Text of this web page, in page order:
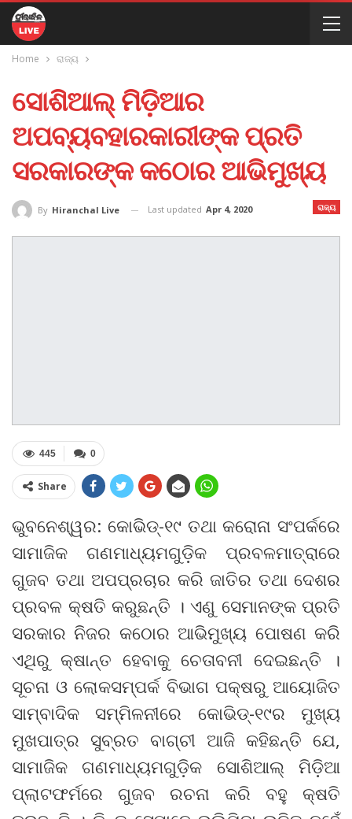
Home ରାଜ୍ୟ
ସୋଶିଆଲ୍ ମିଡ଼ିଆର
ଅପବ୍ୟବହାରକାରୀଙ୍କ ପ୍ରତି
ସରକାରଙ୍କ କଠୋର ଆଭିମୁଖ୍ୟ
ରାଜ୍ୟ
By Hiranchal Live Last updated Apr 4, 2020
0
445
Share
ଭୁବନେଶ୍ୱର: କୋଭିଡ୍‌-୧୯ ତଥା କରୋନା ସଂପର୍କରେ
ସାମାଜିକ ଗଣମାଧ୍ୟମଗୁଡ଼ିକ ପ୍ରବଳମାତ୍ରାରେ
ଗୁଜବ ତଥା ଅପପ୍ରଚାର କରି ଜାତିର ତଥା ଦେଶର
ପ୍ରବଳ କ୍ଷତି କରୁଛନ୍ତି । ଏଣୁ ସେମାନଙ୍କ ପ୍ରତି
ସରକାର ନିଜର କଠୋର ଆଭିମୁଖ୍ୟ ପୋଷଣ କରି
ଏଥିରୁ କ୍ଷାନ୍ତ ହେବାକୁ ଚେତାବନୀ ଦେଇଛନ୍ତି ।
ସୂଚନା ଓ ଲୋକସମ୍ପର୍କ ବିଭାଗ ପକ୍ଷରୁ ଆୟୋଜିତ
ସାମ୍ବାଦିକ ସମ୍ମିଳନୀରେ କୋଭିଡ୍‌-୧୯ର ମୁଖ୍ୟ
ମୁଖପାତ୍ର ସୁବ୍ରତ ବାଗ୍‌ଚୀ ଆଜି କହିଛନ୍ତି ଯେ,
ସାମାଜିକ ଗଣମାଧ୍ୟମଗୁଡ଼ିକ ସୋଶିଆଲ୍ ମିଡ଼ିଆ
ପ୍ଲାଟଫର୍ମରେ ଗୁଜବ ରଚନା କରି ବହୁ କ୍ଷତି